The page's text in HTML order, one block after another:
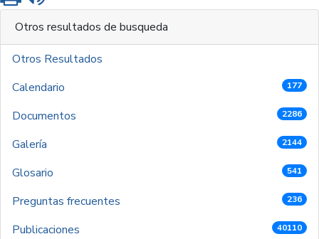
Otros resultados de busqueda
Otros Resultados
Calendario
177
Documentos 2286
Galería 2144
Glosario 541
Preguntas frecuentes 236
Publicaciones 40110